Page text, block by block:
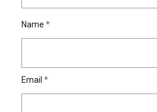
Name *
Email *